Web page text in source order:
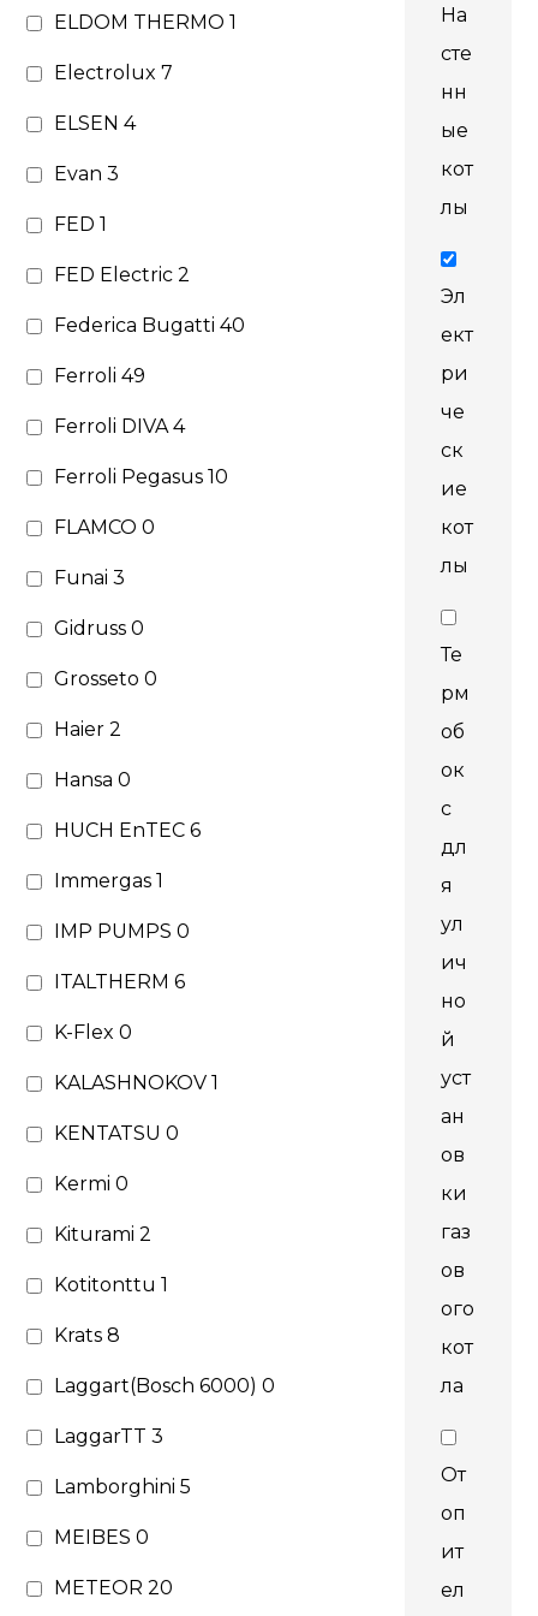
ELDOM THERMO1
Electrolux7
ELSEN4
Evan3
FED1
FED Electric2
Federica Bugatti40
Ferroli49
Ferroli DIVA4
Ferroli Pegasus10
FLAMCO0
Funai3
Gidruss0
Grosseto0
Haier2
Hansa0
HUCH EnTEC6
Immergas1
IMP PUMPS0
ITALTHERM6
K-Flex0
KALASHNOKOV1
KENTATSU0
Kermi0
Kiturami2
Kotitonttu1
Krats8
Laggart(Bosch 6000)0
LaggarTT3
Lamborghini5
MEIBES0
METEOR20
На
сте
нн
ые
кот
лы
Эл
ект
ри
че
ск
ие
кот
лы
Те
рм
об
ок
с
дл
я
ул
ич
но
й
уст
ан
ов
ки
газ
ов
ого
кот
ла
От
оп
ит
ел